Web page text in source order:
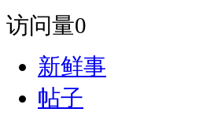
访问量0
新鲜事
帖子